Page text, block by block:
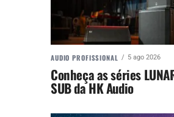
AUDIO PROFISSIONAL 5 ago 2026
Conheça as séries
SUB da HK Audio